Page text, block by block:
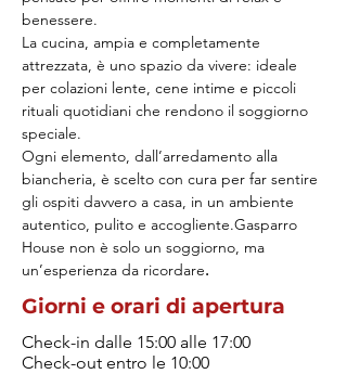
benessere.
La cucina, ampia e completamente
attrezzata, è uno spazio da vivere: ideale
per colazioni lente, cene intime e piccoli
rituali quotidiani che rendono il soggiorno
speciale.
Ogni elemento, dall’arredamento alla
biancheria, è scelto con cura per far sentire
gli ospiti davvero a casa, in un ambiente
autentico, pulito e accogliente.Gasparro
House non è solo un soggiorno, ma
un’esperienza da ricordare.
Giorni e orari di apertura
Check-in dalle 15:00 alle 17:00
Check-out entro le 10:00